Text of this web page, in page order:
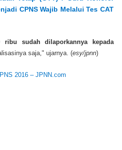
CPNS Wajib Melalui Tes CAT
ribu sudah dilaporkannya kepada
saja," ujarnya. (esy/jpnn)
2016 – JPNN.com